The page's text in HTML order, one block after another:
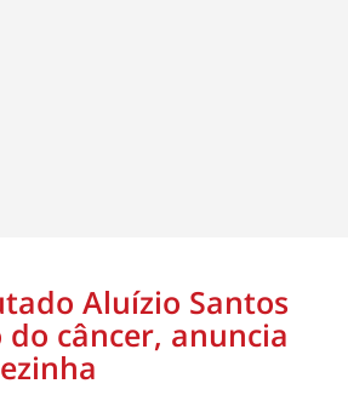
Aluízio Santos
câncer, anuncia